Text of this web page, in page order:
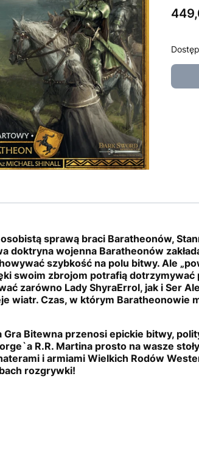
sprawą braci Baratheonów,
doktryna wojenna Baratheonów
szybkość na polu bitwy. Ale
swoim zbrojom potrafią
zarówno Lady ShyraErrol, jak i Ser
wiatr. Czas, w którym Baratheonowie
Gra Bitewna przenosi epickie bitwy,
R.R. Martina prosto na wasze
i armiami Wielkich Rodów
rozgrywki!